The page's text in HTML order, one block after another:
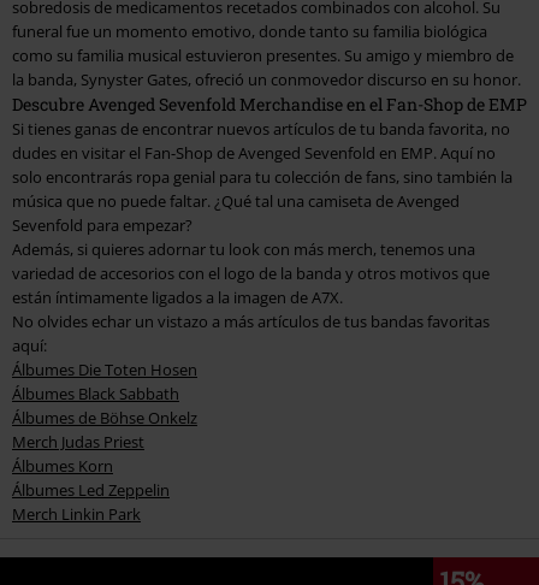
sobredosis de medicamentos recetados combinados con alcohol. Su
funeral fue un momento emotivo, donde tanto su familia biológica
como su familia musical estuvieron presentes. Su amigo y miembro de
la banda, Synyster Gates, ofreció un conmovedor discurso en su honor.
Descubre Avenged Sevenfold Merchandise en el Fan-Shop de EMP
Si tienes ganas de encontrar nuevos artículos de tu banda favorita, no
dudes en visitar el Fan-Shop de Avenged Sevenfold en EMP. Aquí no
solo encontrarás ropa genial para tu colección de fans, sino también la
música que no puede faltar. ¿Qué tal una camiseta de Avenged
Sevenfold para empezar?
Además, si quieres adornar tu look con más merch, tenemos una
variedad de accesorios con el logo de la banda y otros motivos que
están íntimamente ligados a la imagen de A7X.
No olvides echar un vistazo a más artículos de tus bandas favoritas
aquí:
Álbumes Die Toten Hosen
Álbumes Black Sabbath
Álbumes de Böhse Onkelz
Merch Judas Priest
Álbumes Korn
Álbumes Led Zeppelin
Merch Linkin Park